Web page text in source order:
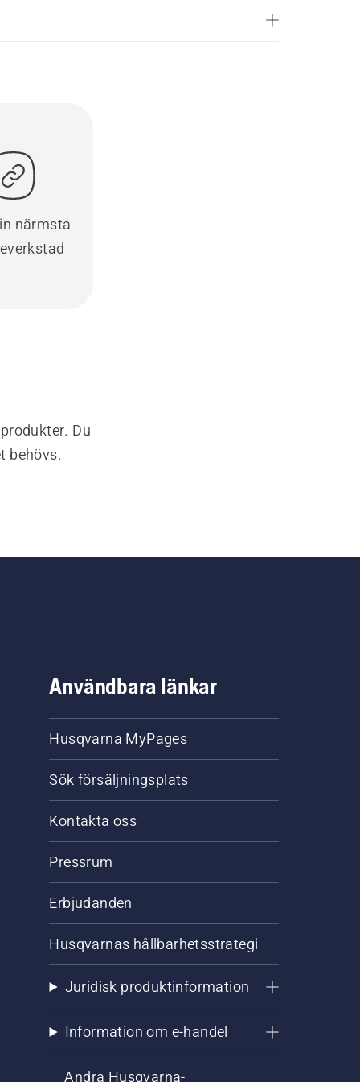
närmsta
Du
behövs.
Användbara länkar
Husqvarna MyPages
Sök försäljningsplats
Kontakta oss
Pressrum
Erbjudanden
Husqvarnas hållbarhetsstrategi
Juridisk produktinformation
Information om e-handel
Andra Husqvarna-